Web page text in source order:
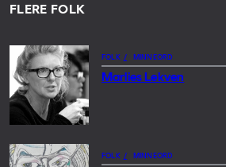
FLERE FOLK
FOLK / MINNEORD
Marlies Lekven
FOLK / MINNEORD